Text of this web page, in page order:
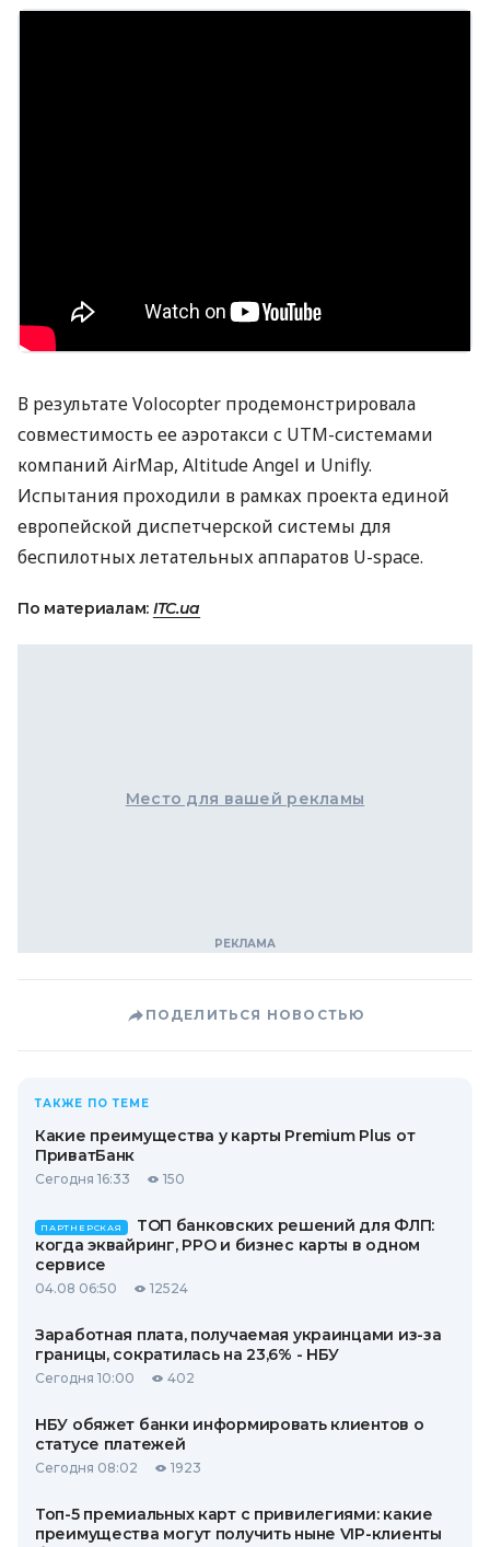
В результате Volocopter продемонстрировала
совместимость ее аэротакси с UTM-системами
компаний AirMap, Altitude Angel и Unifly.
Испытания проходили в рамках проекта единой
европейской диспетчерской системы для
беспилотных летательных аппаратов U-space.
По материалам: ITC.ua
Место для вашей рекламы
ПОДЕЛИТЬСЯ НОВОСТЬЮ
ТАКЖЕ ПО ТЕМЕ
Какие преимущества у карты Premium Plus от
ПриватБанк
Сегодня 16:33 150
ПАРТНЕРСКАЯ
ТОП банковских решений для ФЛП:
когда эквайринг, РРО и бизнес карты в одном
сервисе
04.08 06:50 12524
Заработная плата, получаемая украинцами из-за
границы, сократилась на 23,6% - НБУ
Сегодня 10:00 402
НБУ обяжет банки информировать клиентов о
статусе платежей
Сегодня 08:02 1923
Топ-5 премиальных карт с привилегиями: какие
преимущества могут получить ныне VIP-клиенты